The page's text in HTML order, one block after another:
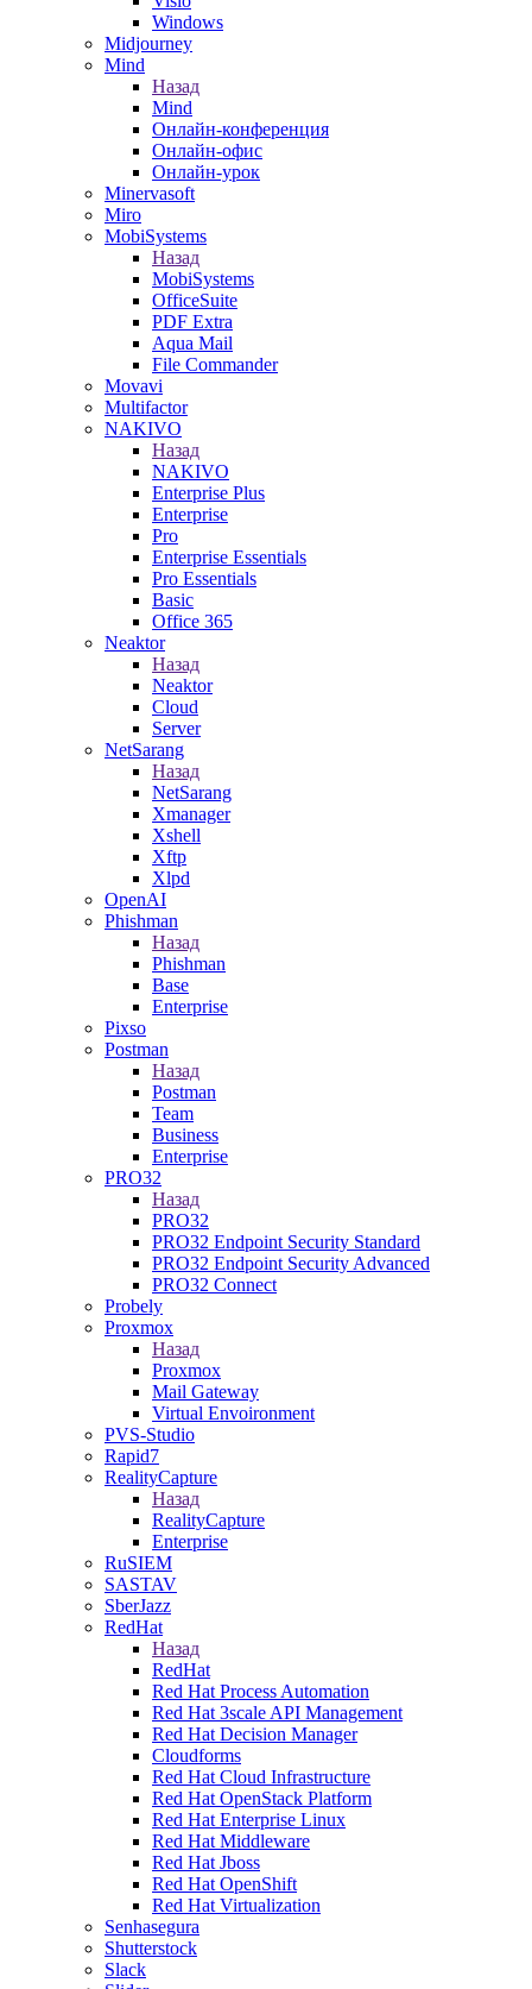
Windows
Midjourney
Mind
Назад
Mind
Онлайн-конференция
Онлайн-офис
Онлайн-урок
Minervasoft
Miro
MobiSystems
Назад
MobiSystems
OfficeSuite
PDF Extra
Aqua Mail
File Commander
Movavi
Multifactor
NAKIVO
Назад
NAKIVO
Enterprise Plus
Enterprise
Pro
Enterprise Essentials
Pro Essentials
Basic
Office 365
Neaktor
Назад
Neaktor
Cloud
Server
NetSarang
Назад
NetSarang
Xmanager
Xshell
Xftp
Xlpd
OpenAI
Phishman
Назад
Phishman
Base
Enterprise
Pixso
Postman
Назад
Postman
Team
Business
Enterprise
PRO32
Назад
PRO32
PRO32 Endpoint Security Standard
PRO32 Endpoint Security Advanced
PRO32 Connect
Probely
Proxmox
Назад
Proxmox
Mail Gateway
Virtual Envoironment
PVS-Studio
Rapid7
RealityCapture
Назад
RealityCapture
Enterprise
RuSIEM
SASTAV
SberJazz
RedHat
Назад
RedHat
Red Hat Process Automation
Red Hat 3scale API Management
Red Hat Decision Manager
Cloudforms
Red Hat Cloud Infrastructure
Red Hat OpenStack Platform
Red Hat Enterprise Linux
Red Hat Middleware
Red Hat Jboss
Red Hat OpenShift
Red Hat Virtualization
Senhasegura
Shutterstock
Slack